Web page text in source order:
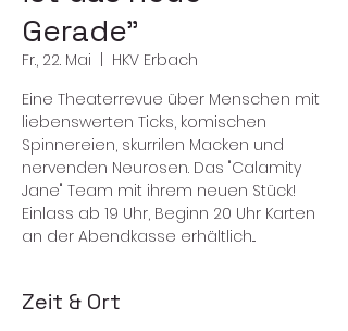
Gerade"
Fr., 22. Mai
HKV Erbach
Eine Theaterrevue über Menschen mit
liebenswerten Ticks, komischen
Spinnereien, skurrilen Macken und
nervenden Neurosen. Das "Calamity
Jane" Team mit ihrem neuen Stück!
Einlass ab 19 Uhr, Beginn 20 Uhr Karten
an der Abendkasse erhältlich...
Zeit & Ort